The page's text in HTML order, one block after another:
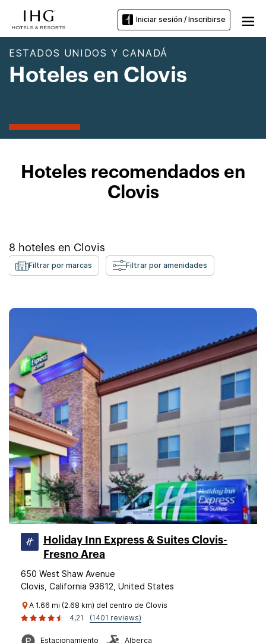
Iniciar sesión / Inscribirse
ESTADOS UNIDOS Y CANADÁ
Hoteles en Clovis
Hoteles recomendados en
Clovis
8 hoteles en Clovis
Filtrar por marcas Filtrar por amenidades
Holiday Inn Express & Suites Clovis-
Fresno Area
650 West Shaw Avenue
Clovis, California 93612, United States
A 1.66 mi (2.68 km) del centro de Clovis
4,21
(1401 reviews)
Estacionamiento Alberca